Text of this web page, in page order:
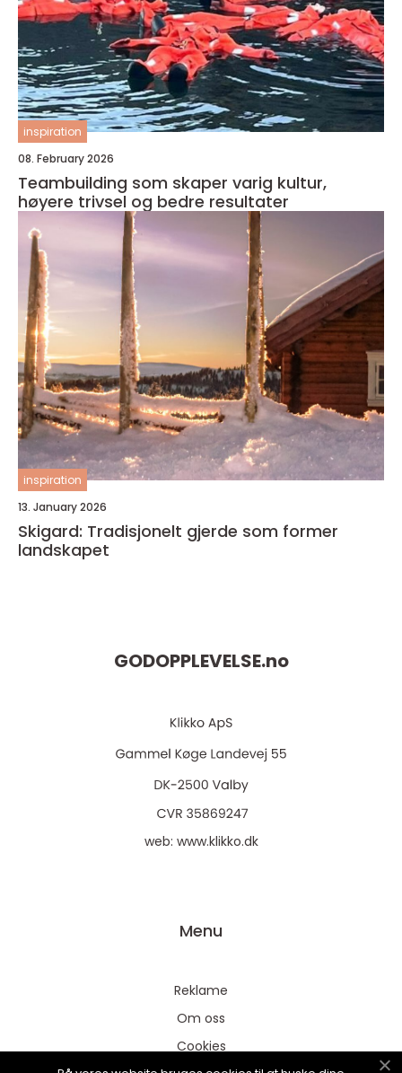
inspiration
08. February 2026
Teambuilding som skaper varig kultur,
høyere trivsel og bedre resultater
inspiration
13. January 2026
Skigard: Tradisjonelt gjerde som former
landskapet
GODOPPLEVELSE.no
web: www.klikko.dk
Menu
Reklame
Om oss
Cookies